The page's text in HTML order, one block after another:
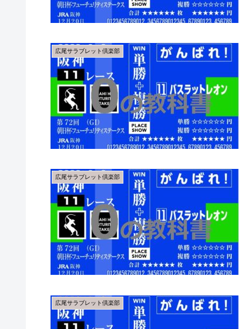
広尾サラブレット倶楽部
広尾サラブレット倶楽部
広尾サラブレット倶楽部